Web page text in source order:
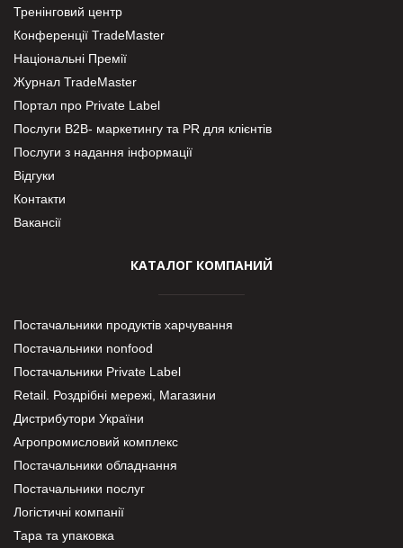
Тренінговий центр
Конференції TradeMaster
Національні Премії
Журнал TradeMaster
Портал про Private Label
Послуги В2В- маркетингу та PR для клієнтів
Послуги з надання інформації
Відгуки
Контакти
Вакансії
КАТАЛОГ КОМПАНИЙ
Постачальники продуктів харчування
Постачальники nonfood
Постачальники Private Label
Retail. Роздрібні мережі, Магазини
Дистрибутори України
Агропромисловий комплекс
Постачальники обладнання
Постачальники послуг
Логістичні компанії
Тара та упаковка